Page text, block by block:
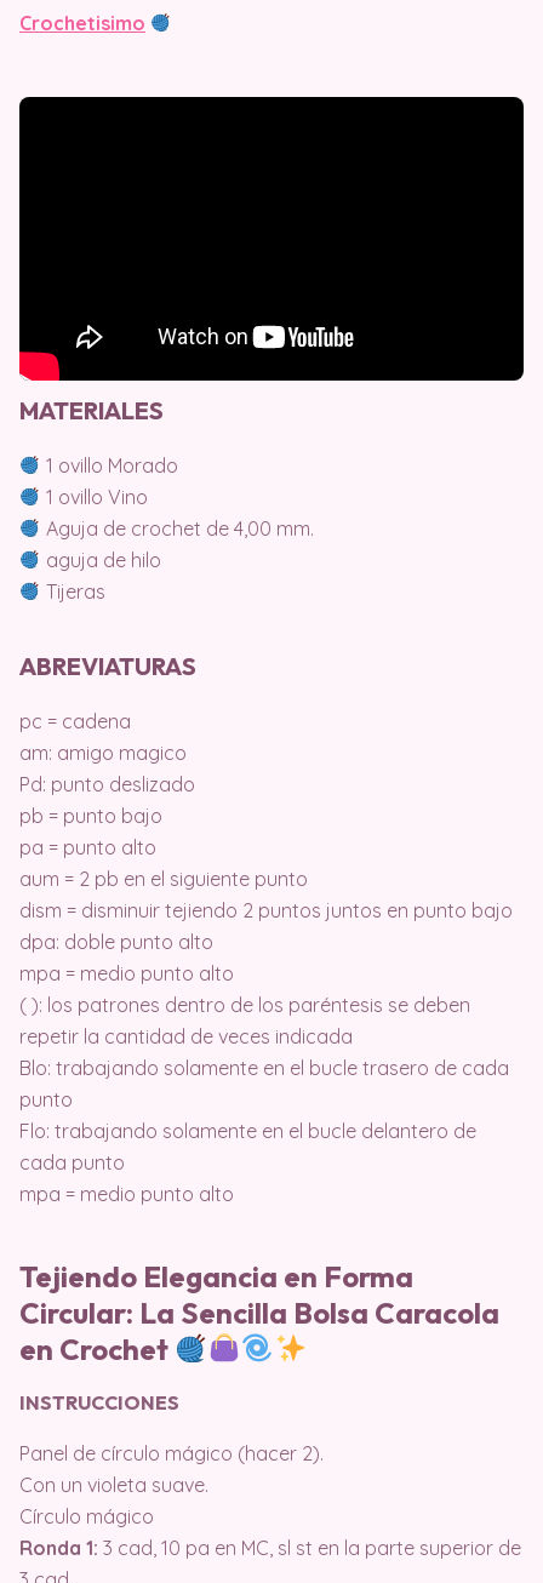
Crochetisimo
MATERIALES
1 ovillo Morado
1 ovillo Vino
Aguja de crochet de 4,00 mm.
aguja de hilo
Tijeras
ABREVIATURAS
pc = cadena
am: amigo magico
Pd: punto deslizado
pb = punto bajo
pa = punto alto
aum = 2 pb en el siguiente punto
dism = disminuir tejiendo 2 puntos juntos en punto bajo
dpa: doble punto alto
mpa = medio punto alto
( ): los patrones dentro de los paréntesis se deben
repetir la cantidad de veces indicada
Blo: trabajando solamente en el bucle trasero de cada
punto
Flo: trabajando solamente en el bucle delantero de
cada punto
mpa = medio punto alto
Tejiendo Elegancia en Forma
Circular: La Sencilla Bolsa Caracola
en Crochet
INSTRUCCIONES
Panel de círculo mágico (hacer 2).
Con un violeta suave.
Círculo mágico
Ronda 1: 3 cad, 10 pa en MC, sl st en la parte superior de